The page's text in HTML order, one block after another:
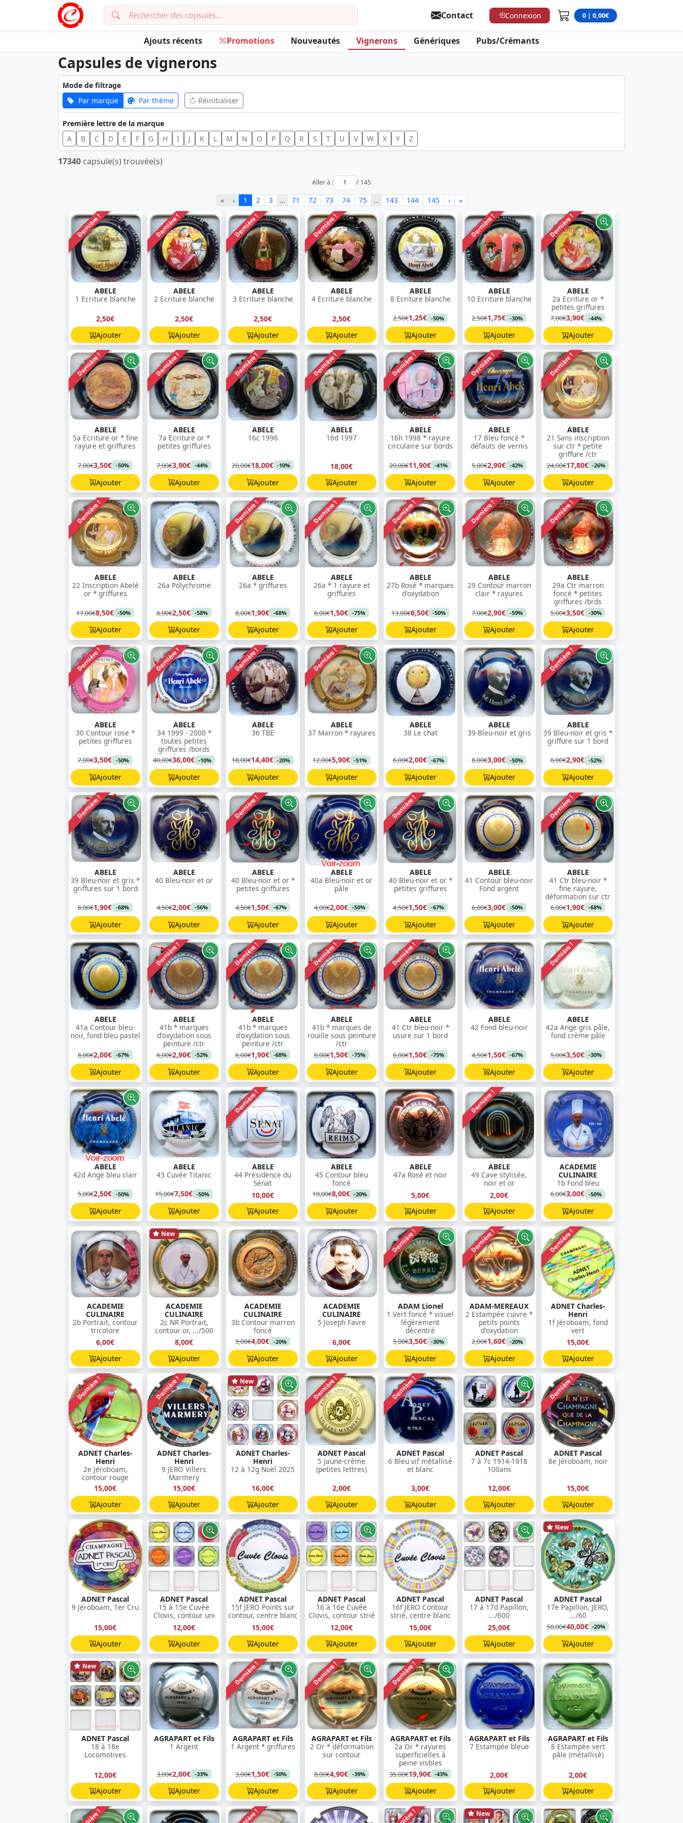
0 | 0,00€
Contact Connexion
Ajouts récents Promotions Nouveautés Vignerons Génériques Pubs/Crémants
Capsules de vignerons
Mode de filtrage
Par marque
Par thème Réinitialiser
Première lettre de la marque
A
B C D E F G H I J K L M N O P Q R S T U V W X Y Z
17340 capsule(s) trouvée(s)
Aller à : / 145
« ‹ 1 2 3 … 71 72 73 74 75 … 143 144 145 › »
Dernière !
ABELE
1 Ecriture blanche
2,50€
Ajouter
Dernière !
ABELE
2 Ecriture blanche
2,50€
Ajouter
Dernière !
ABELE
3 Ecriture blanche
2,50€
Ajouter
Dernière !
ABELE
4 Ecriture blanche
2,50€
Ajouter
ABELE
8 Ecriture blanche
2,50€1,25€ -50%
Ajouter
Dernière !
ABELE
10 Ecriture blanche
2,50€1,75€ -30%
Ajouter
Dernière !
ABELE
2a Ecriture or *
petites griffures
7,00€3,90€ -44%
Ajouter
Dernière !
ABELE
5a Ecriture or * fine
rayure et griffures
7,00€3,50€ -50%
Ajouter
Dernière !
ABELE
7a Ecriture or *
petites griffures
7,00€3,90€ -44%
Ajouter
Dernière !
ABELE
16c 1996
20,00€18,00€ -10%
Ajouter
Dernière !
ABELE
16d 1997
18,00€
Ajouter
Dernière !
ABELE
16h 1998 * rayure
circulaire sur bords
20,00€11,90€ -41%
Ajouter
Dernière !
ABELE
17 Bleu foncé *
défauts de vernis
5,00€2,90€ -42%
Ajouter
Dernière !
ABELE
21 Sans inscription
sur ctr * petite
griffure /ctr
24,00€17,80€ -26%
Ajouter
Dernière !
ABELE
22 Inscription Abelé
or * griffures
17,00€8,50€ -50%
Ajouter
ABELE
26a Polychrome
6,00€2,50€ -58%
Ajouter
Dernière !
ABELE
26a * griffures
6,00€1,90€ -68%
Ajouter
Dernière !
ABELE
26a * 1 rayure et
griffures
6,00€1,50€ -75%
Ajouter
Dernière !
ABELE
27b Rosé * marques
d'oxydation
13,00€6,50€ -50%
Ajouter
Dernière !
ABELE
29 Contour marron
clair * rayures
7,00€2,90€ -59%
Ajouter
Dernière !
ABELE
29a Ctr marron
foncé * petites
griffures /brds
5,00€3,50€ -30%
Ajouter
Dernière !
ABELE
30 Contour rose *
petites griffures
7,00€3,50€ -50%
Ajouter
Dernière !
ABELE
34 1999 - 2000 *
toutes petites
griffures /bords
40,00€36,00€ -10%
Ajouter
Dernière !
ABELE
36 TBE
18,00€14,40€ -20%
Ajouter
Dernière !
ABELE
37 Marron * rayures
12,00€5,90€ -51%
Ajouter
ABELE
38 Le chat
6,00€2,00€ -67%
Ajouter
ABELE
39 Bleu-noir et gris
6,00€3,00€ -50%
Ajouter
Dernière !
ABELE
39 Bleu-noir et gris *
griffure sur 1 bord
6,00€2,90€ -52%
Ajouter
Dernière !
ABELE
39 Bleu-noir et gris *
griffures sur 1 bord
6,00€1,90€ -68%
Ajouter
ABELE
40 Bleu-noir et or
4,50€2,00€ -56%
Ajouter
Dernière !
ABELE
40 Bleu-noir et or *
petites griffures
4,50€1,50€ -67%
Ajouter
ABELE
40a Bleu-noir et or
pâle
4,00€2,00€ -50%
Ajouter
Dernière !
ABELE
40 Bleu-noir et or *
petites griffures
4,50€1,50€ -67%
Ajouter
ABELE
41 Contour bleu-noir
Fond argent
6,00€3,00€ -50%
Ajouter
Dernière !
ABELE
41 Ctr bleu-noir *
fine rayure,
déformation sur ctr
6,00€1,90€ -68%
Ajouter
ABELE
41a Contour bleu-
noir, fond bleu pastel
6,00€2,00€ -67%
Ajouter
Dernière !
ABELE
41b * marques
d'oxydation sous
peinture /ctr
6,00€2,90€ -52%
Ajouter
Dernière !
ABELE
41b * marques
d'oxydation sous
peinture /ctr
6,00€1,90€ -68%
Ajouter
Dernière !
ABELE
41b * marques de
rouille sous peinture
/ctr
6,00€1,50€ -75%
Ajouter
Dernière !
ABELE
41 Ctr bleu-noir *
usure sur 1 bord
6,00€1,50€ -75%
Ajouter
ABELE
42 Fond bleu-noir
4,50€1,50€ -67%
Ajouter
Dernière !
ABELE
42a Ange gris pâle,
fond crème pâle
5,00€3,50€ -30%
Ajouter
ABELE
42d Ange bleu clair
5,00€2,50€ -50%
Ajouter
ABELE
43 Cuvée Titanic
15,00€7,50€ -50%
Ajouter
Dernière !
ABELE
44 Présidence du
Sénat
10,00€
Ajouter
ABELE
45 Contour bleu
foncé
10,00€8,00€ -20%
Ajouter
ABELE
47a Rosé et noir
5,00€
Ajouter
Dernière !
ABELE
49 Cave stylisée,
noir et or
2,00€
Ajouter
ACADEMIE
CULINAIRE
1b Fond bleu
6,00€3,00€ -50%
Ajouter
ACADEMIE
CULINAIRE
2b Portrait, contour
tricolore
6,00€
Ajouter
New
ACADEMIE
CULINAIRE
2c NR Portrait,
contour or, .../500
8,00€
Ajouter
ACADEMIE
CULINAIRE
3b Contour marron
foncé
5,00€4,00€ -20%
Ajouter
ACADEMIE
CULINAIRE
5 Joseph Favre
6,00€
Ajouter
Dernière !
ADAM Lionel
1 Vert foncé * visuel
légèrement
décentré
5,00€3,50€ -30%
Ajouter
Dernière !
ADAM-MEREAUX
2 Estampée cuivre *
petits points
d'oxydation
2,00€1,60€ -20%
Ajouter
Dernière !
ADNET Charles-
Henri
1f Jéroboam, fond
vert
15,00€
Ajouter
Dernière !
ADNET Charles-
Henri
2e Jéroboam,
contour rouge
15,00€
Ajouter
Dernière !
ADNET Charles-
Henri
9 JERO Villers
Marmery
15,00€
Ajouter
New
ADNET Charles-
Henri
12 à 12g Noël 2025
16,00€
Ajouter
Dernière !
ADNET Pascal
5 Jaune-crème
(petites lettres)
2,00€
Ajouter
Dernière !
ADNET Pascal
6 Bleu vif métallisé
et blanc
3,00€
Ajouter
ADNET Pascal
7 à 7c 1914-1918
100ans
12,00€
Ajouter
Dernière !
ADNET Pascal
8e Jéroboam, noir
15,00€
Ajouter
ADNET Pascal
9 Jéroboam, 1er Cru
15,00€
Ajouter
ADNET Pascal
15 à 15e Cuvée
Clovis, contour uni
12,00€
Ajouter
ADNET Pascal
15f JERO Points sur
contour, centre blanc
15,00€
Ajouter
ADNET Pascal
16 à 16e Cuvée
Clovis, contour strié
12,00€
Ajouter
ADNET Pascal
16f JERO Contour
strié, centre blanc
15,00€
Ajouter
ADNET Pascal
17 à 17d Papillon,
.../600
25,00€
Ajouter
New
ADNET Pascal
17e Papillon, JERO,
.../60
50,00€40,00€ -20%
Ajouter
New
ADNET Pascal
18 à 18e
Locomotives
12,00€
Ajouter
AGRAPART et Fils
1 Argent
3,00€2,00€ -33%
Ajouter
Dernière !
AGRAPART et Fils
1 Argent * griffures
3,00€1,50€ -50%
Ajouter
Dernière !
AGRAPART et Fils
2 Or * déformation
sur contour
8,00€4,90€ -39%
Ajouter
Dernière !
AGRAPART et Fils
2a Or * rayures
superficielles à
peine visbles
35,00€19,90€ -43%
Ajouter
AGRAPART et Fils
7 Estampée bleue
2,00€
Ajouter
AGRAPART et Fils
8 Estampée vert
pâle (métallisé)
2,00€
Ajouter
New